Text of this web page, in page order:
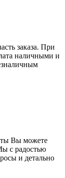
заказа. При
наличными и
Вы можете
с радостью
и детально